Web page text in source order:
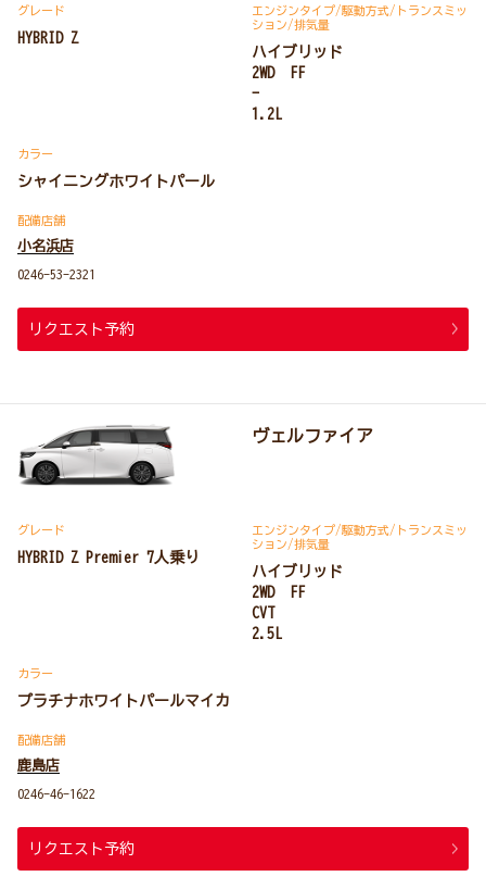
グレード
HYBRID Z
エンジンタイプ/駆動方式/ トランスミッ
ション/排気量
ハイブリッド
2WD FF
-
1.2L
カラー
シャイニングホワイトパール
配備店舗
小名浜店
0246-53-2321
リクエスト予約
ヴェルファイア
グレード
HYBRID Z Premier 7人乗り
エンジンタイプ/駆動方式/ トランスミッ
ション/排気量
ハイブリッド
2WD FF
CVT
2.5L
カラー
プラチナホワイトパールマイカ
配備店舗
鹿島店
0246-46-1622
リクエスト予約